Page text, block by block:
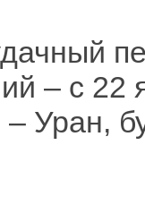
– с 22
Уран,